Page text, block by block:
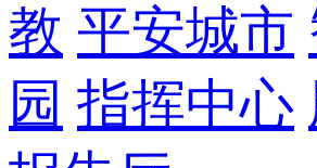
教 平安城市
园 指挥中心